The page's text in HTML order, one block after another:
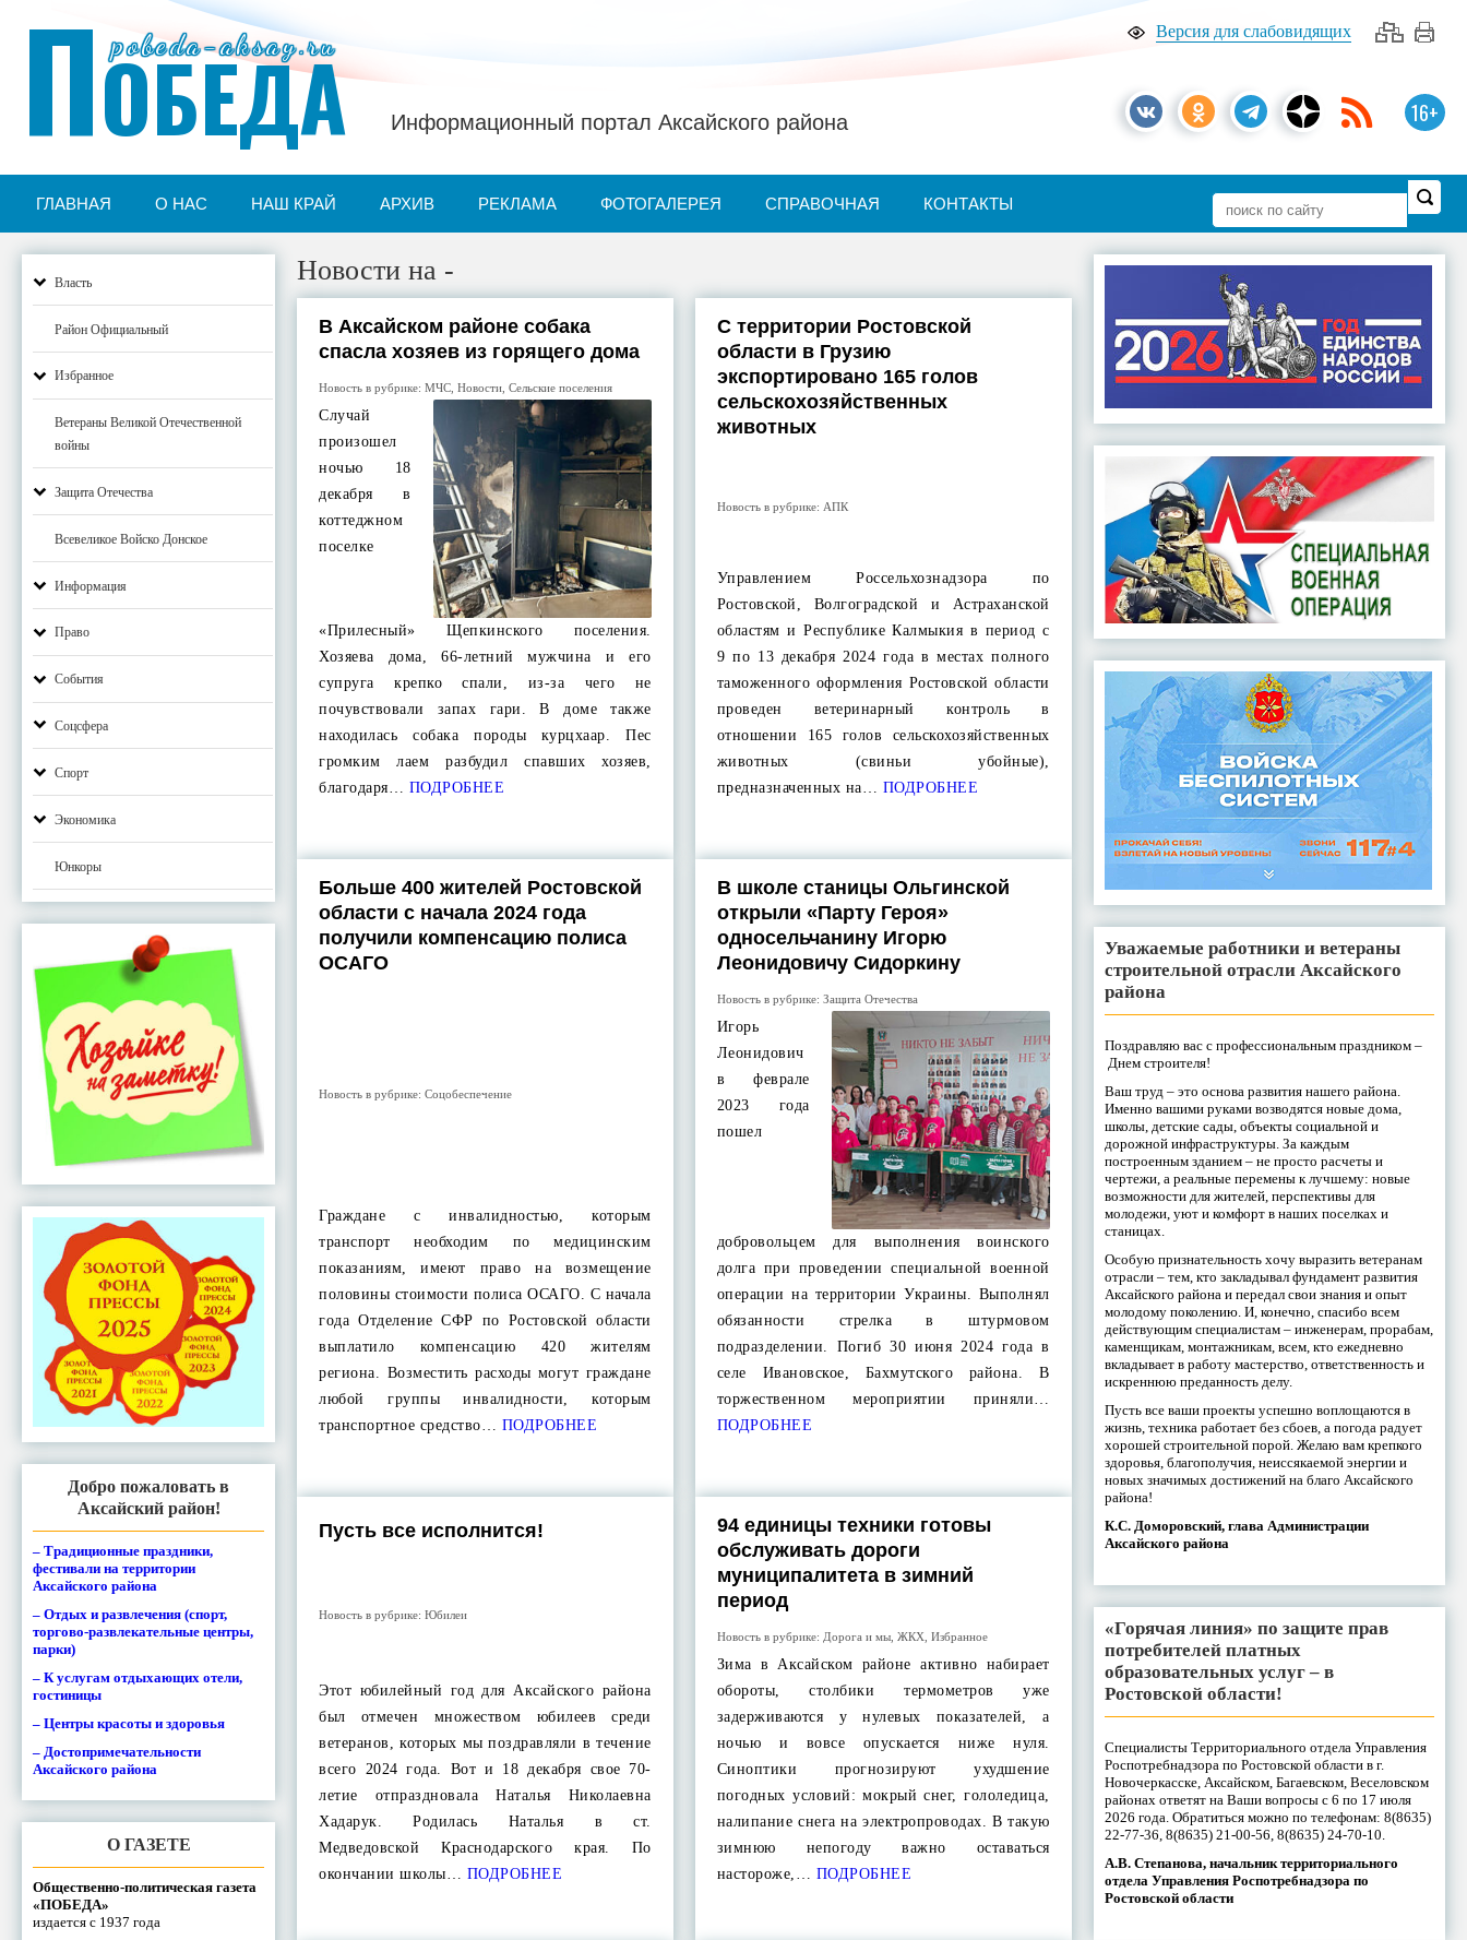
Версия для слабовидящих
16+
pobeda-aksay.ru
ПОБЕДА Информационный портал Аксайского района
ГЛАВНАЯ О НАС НАШ КРАЙ АРХИВ РЕКЛАМА ФОТОГАЛЕРЕЯ СПРАВОЧНАЯ КОНТАКТЫ
Власть
Район Официальный
Избранное
Ветераны Великой Отечественной
войны
Защита Отечества
Всевеликое Войско Донское
Информация
Право
События
Соцсфера
Спорт
Экономика
Юнкоры
Добро пожаловать в
Аксайский район!
– Традиционные праздники,
фестивали на территории
Аксайского района
– Отдых и развлечения (спорт,
торгово-развлекательные центры,
парки)
– К услугам отдыхающих отели,
гостиницы
– Центры красоты и здоровья
– Достопримечательности
Аксайского района
О ГАЗЕТЕ
Общественно-политическая газета
«ПОБЕДА»
издается с 1937 года
Новости на -
В Аксайском районе собака
спасла хозяев из горящего дома
Новость в рубрике:МЧС ,Новости ,Сельские поселения
Случай
произошел
ночью 18
декабря в
коттеджном
поселке
«Прилесный» Щепкинского поселения.
Хозяева дома, 66-летний мужчина и его
супруга крепко спали, из-за чего не
почувствовали запах гари. В доме также
находилась собака породы курцхаар. Пес
громким лаем разбудил спавших хозяев,
благодаря… ПОДРОБНЕЕ
С территории Ростовской
области в Грузию
экспортировано 165 голов
сельскохозяйственных
животных
Новость в рубрике: АПК
Управлением Россельхознадзора по
Ростовской, Волгоградской и Астраханской
областям и Республике Калмыкия в период с
9 по 13 декабря 2024 года в местах полного
таможенного оформления Ростовской области
проведен ветеринарный контроль в
отношении 165 голов сельскохозяйственных
животных (свиньи убойные),
предназначенных на… ПОДРОБНЕЕ
Больше 400 жителей Ростовской
области с начала 2024 года
получили компенсацию полиса
ОСАГО
Новость в рубрике:Соцобеспечение
Граждане с инвалидностью, которым
транспорт необходим по медицинским
показаниям, имеют право на возмещение
половины стоимости полиса ОСАГО. С начала
года Отделение СФР по Ростовской области
выплатило компенсацию 420 жителям
региона. Возместить расходы могут граждане
любой группы инвалидности, которым
транспортное средство… ПОДРОБНЕЕ
В школе станицы Ольгинской
открыли «Парту Героя»
односельчанину Игорю
Леонидовичу Сидоркину
Новость в рубрике: Защита Отечества
Игорь
Леонидович
в феврале
2023 года
пошел
добровольцем для выполнения воинского
долга при проведении специальной военной
операции на территории Украины. Выполнял
обязанности стрелка в штурмовом
подразделении. Погиб 30 июня 2024 года в
селе Ивановское, Бахмутского района. В
торжественном мероприятии приняли…
ПОДРОБНЕЕ
Пусть все исполнится!
Новость в рубрике:Юбилеи
Этот юбилейный год для Аксайского района
был отмечен множеством юбилеев среди
ветеранов, которых мы поздравляли в течение
всего 2024 года. Вот и 18 декабря свое 70-
летие отпраздновала Наталья Николаевна
Хадарук. Родилась Наталья в ст.
Медведовской Краснодарского края. По
окончании школы… ПОДРОБНЕЕ
94 единицы техники готовы
обслуживать дороги
муниципалитета в зимний
период
Новость в рубрике: Дорога и мы, ЖКХ Избранное
Зима в Аксайском районе активно набирает
обороты, столбики термометров уже
задерживаются у нулевых показателей, а
ночью и вовсе опускается ниже нуля.
Синоптики прогнозируют ухудшение
погодных условий: мокрый снег, гололедица,
налипание снега на электропроводах. В такую
зимнюю непогоду важно оставаться
настороже,… ПОДРОБНЕЕ
Уважаемые работники и ветераны
строительной отрасли Аксайского
района
Поздравляю вас с профессиональным праздником –
Днем строителя!
Ваш труд – это основа развития нашего района.
Именно вашими руками возводятся новые дома,
школы, детские сады, объекты социальной и
дорожной инфраструктуры. За каждым
построенным зданием – не просто расчеты и
чертежи, а реальные перемены к лучшему: новые
возможности для жителей, перспективы для
молодежи, уют и комфорт в наших поселках и
станицах.
Особую признательность хочу выразить ветеранам
отрасли – тем, кто закладывал фундамент развития
Аксайского района и передал свои знания и опыт
молодому поколению. И, конечно, спасибо всем
действующим специалистам – инженерам, прорабам,
каменщикам, монтажникам, всем, кто ежедневно
вкладывает в работу мастерство, ответственность и
искреннюю преданность делу.
Пусть все ваши проекты успешно воплощаются в
жизнь, техника работает без сбоев, а погода радует
хорошей строительной порой. Желаю вам крепкого
здоровья, благополучия, неиссякаемой энергии и
новых значимых достижений на благо Аксайского
района!
К.С. Доморовский, глава Администрации
Аксайского района
«Горячая линия» по защите прав
потребителей платных
образовательных услуг – в
Ростовской области!
Специалисты Территориального отдела Управления
Роспотребнадзора по Ростовской области в г.
Новочеркасске, Аксайском, Багаевском, Веселовском
районах ответят на Ваши вопросы с 6 по 17 июля
2026 года. Обратиться можно по телефонам: 8(8635)
22-77-36, 8(8635) 21-00-56, 8(8635) 24-70-10.
А.В. Степанова, начальник территориального
отдела Управления Роспотребнадзора по
Ростовской области